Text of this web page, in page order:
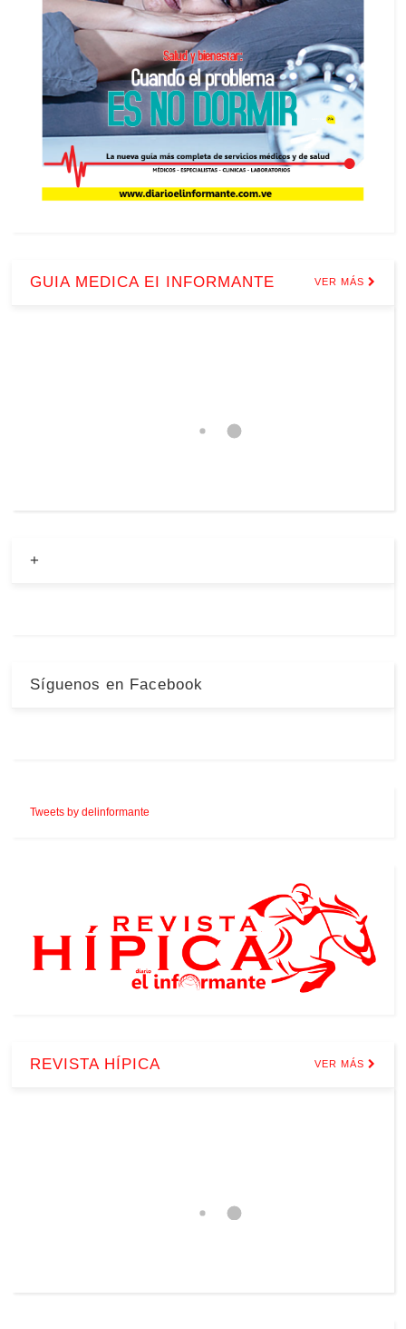
GUIA MEDICA EI INFORMANTE VER MÁS
+
Síguenos en Facebook
Tweets by delinformante
REVISTA HÍPICA VER MÁS